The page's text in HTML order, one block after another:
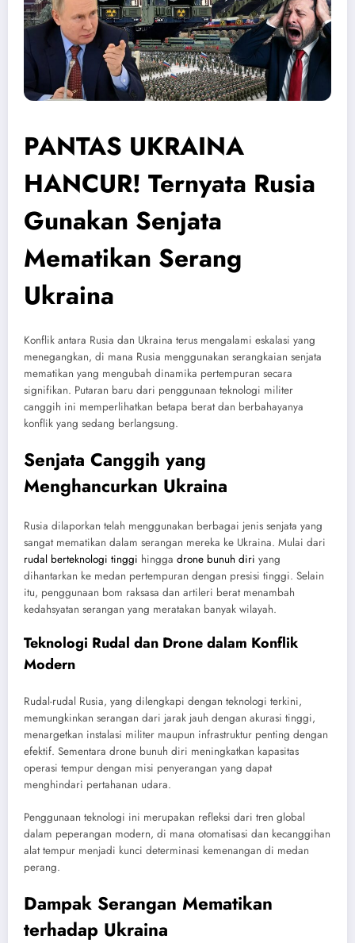
PANTAS UKRAINA
HANCUR! Ternyata Rusia
Gunakan Senjata
Mematikan Serang
Ukraina
Konflik antara Rusia dan Ukraina terus mengalami eskalasi yang
menegangkan, di mana Rusia menggunakan serangkaian senjata
mematikan yang mengubah dinamika pertempuran secara
signifikan. Putaran baru dari penggunaan teknologi militer
canggih ini memperlihatkan betapa berat dan berbahayanya
konflik yang sedang berlangsung.
Senjata Canggih yang
Menghancurkan Ukraina
Rusia dilaporkan telah menggunakan berbagai jenis senjata yang
sangat mematikan dalam serangan mereka ke Ukraina. Mulai dari
rudal berteknologi tinggi hingga drone bunuh diri yang
dihantarkan ke medan pertempuran dengan presisi tinggi. Selain
itu, penggunaan bom raksasa dan artileri berat menambah
kedahsyatan serangan yang meratakan banyak wilayah.
Teknologi Rudal dan Drone dalam Konflik
Modern
Rudal-rudal Rusia, yang dilengkapi dengan teknologi terkini,
memungkinkan serangan dari jarak jauh dengan akurasi tinggi,
menargetkan instalasi militer maupun infrastruktur penting dengan
efektif. Sementara drone bunuh diri meningkatkan kapasitas
operasi tempur dengan misi penyerangan yang dapat
menghindari pertahanan udara.
Penggunaan teknologi ini merupakan refleksi dari tren global
dalam peperangan modern, di mana otomatisasi dan kecanggihan
alat tempur menjadi kunci determinasi kemenangan di medan
perang.
Dampak Serangan Mematikan
terhadap Ukraina